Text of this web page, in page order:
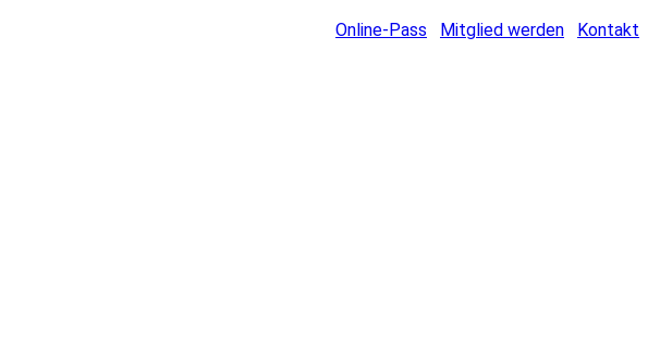
Online-Pass Mitglied werden Kontakt